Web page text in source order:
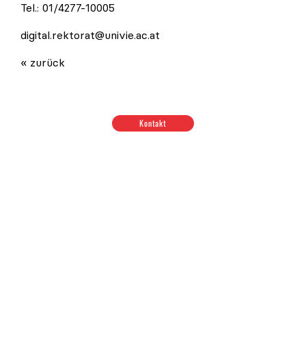
Tel.: 01/4277-10005
digital.rektorat@univie.ac.at
« zurück
Kontakt